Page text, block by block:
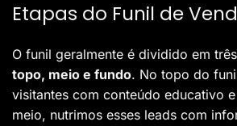
Etapas do Funil de
O funil geralmente é dividido em
topo, meio e fundo. No topo do
visitantes com conteúdo educativo
meio, nutrimos esses leads com